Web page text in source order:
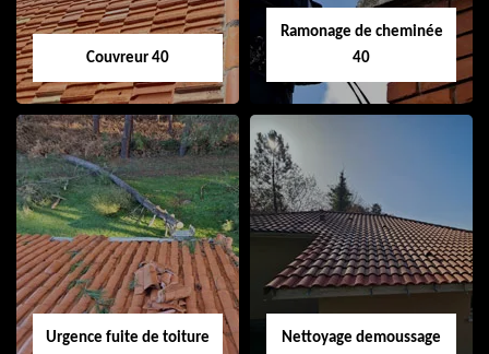
Couvreur 40
Couvreur 40
Ramonage de cheminée
40
Ramonage de
cheminée 40
Urgence fuite de toiture
Nettoyage demoussage